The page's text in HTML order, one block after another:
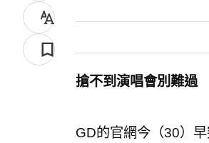
搶不到演唱會別難過
GD的官網今（30）